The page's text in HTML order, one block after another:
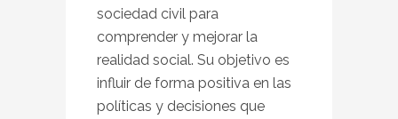
sociedad civil para
comprender y mejorar la
realidad social. Su objetivo es
influir de forma positiva en las
políticas y decisiones que